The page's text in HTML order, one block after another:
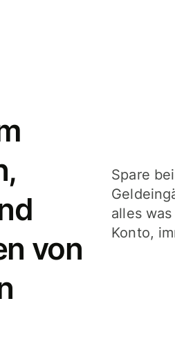
von
Spare
alles
Konto,